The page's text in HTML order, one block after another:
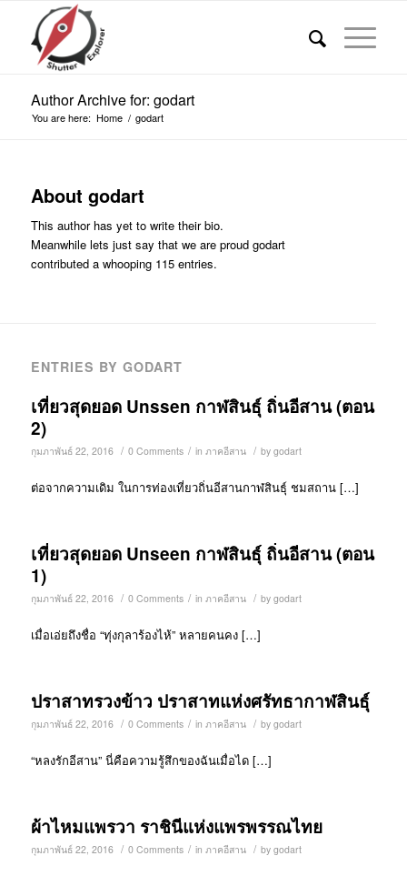
Author Archive for: godart
You are here: Home / godart
About godart
This author has yet to write their bio.
Meanwhile lets just say that we are proud godart
contributed a whooping 115 entries.
ENTRIES BY GODART
เที่ยวสุดยอด Unssen กาฬสินธุ์ ถิ่นอีสาน (ตอน
2)
กุมภาพันธ์ 22, 2016 / 0 Comments / in ภาคอีสาน / by godart
ต่อจากความเดิม ในการท่องเที่ยวถิ่นอีสานกาฬสินธุ์ ชมสถาน […]
เที่ยวสุดยอด Unseen กาฬสินธุ์ ถิ่นอีสาน (ตอน
1)
กุมภาพันธ์ 22, 2016 / 0 Comments / in ภาคอีสาน / by godart
เมื่อเอ่ยถึงชื่อ “ทุ่งกุลาร้องไห้” หลายคนคง […]
ปราสาทรวงข้าว ปราสาทแห่งศรัทธากาฬสินธุ์
กุมภาพันธ์ 22, 2016 / 0 Comments / in ภาคอีสาน / by godart
“หลงรักอีสาน” นี่คือความรู้สึกของฉันเมื่อได […]
ผ้าไหมแพรวา ราชินีแห่งแพรพรรณไทย
กุมภาพันธ์ 22, 2016 / 0 Comments / in ภาคอีสาน / by godart